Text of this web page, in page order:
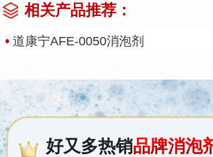
相关产品推荐：
道康宁AFE-0050消泡剂
好又多热销品牌消泡